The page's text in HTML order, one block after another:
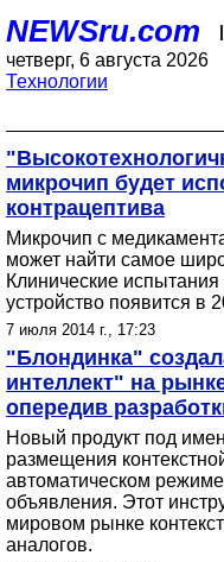
NEWSru.com |
четверг, 6 августа 2026
Технологии
микрочип будет
контрацептива
Микрочип с
может найти самое
Клинические
устройство появится в
7 июля 2014 г., 17:23
"Блондинка"
интеллект" на
опередив
Новый продукт под
размещения
автоматическом
объявления. Этот
мировом рынке
аналогов.